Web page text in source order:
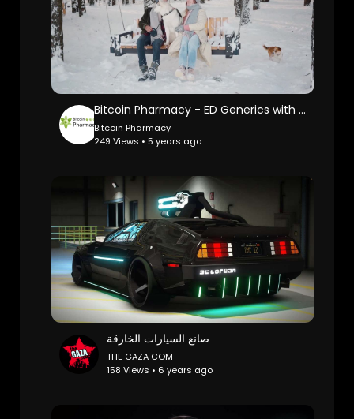
Bitcoin Pharmacy - ED Generics with Bitcoin Payment
Bitcoin Pharmacy
249 Views • 5 years ago
⁣⁣صانع السيارات الخارقة
THE GAZA COM
158 Views • 6 years ago